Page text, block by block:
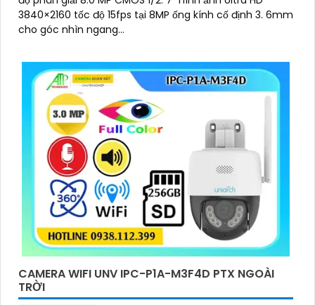
3840×2160 tốc độ 15fps tại 8MP ống kính cố định 3. 6mm
cho góc nhìn ngang...
CAMERA WIFI UNV IPC-P1A-M3F4D PTX NGOÀI
TRỜI